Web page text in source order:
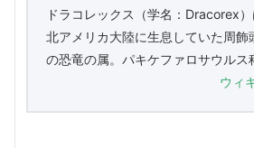
ドラコレックス（学名：Dracorex
北アメリカ大陸に生息していた周飾
の恐竜の属。パキケファロサウルス
ウィ